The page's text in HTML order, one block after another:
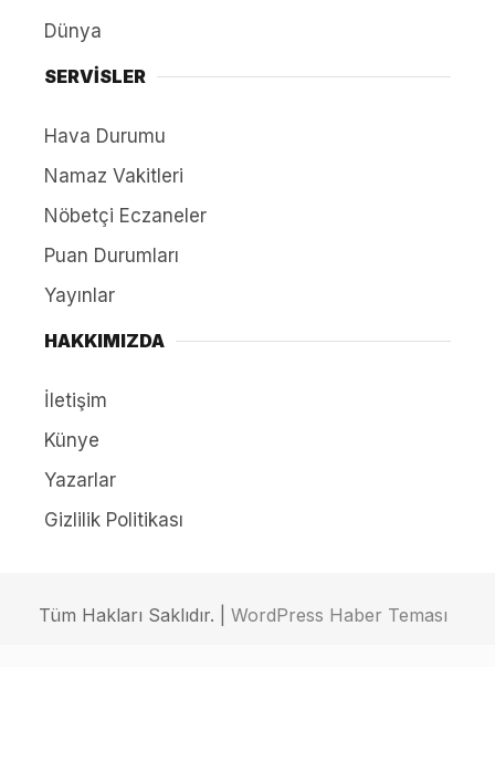
Dünya
SERVİSLER
Hava Durumu
Namaz Vakitleri
Nöbetçi Eczaneler
Puan Durumları
Yayınlar
HAKKIMIZDA
İletişim
Künye
Yazarlar
Gizlilik Politikası
Tüm Hakları Saklıdır. | WordPress Haber Teması